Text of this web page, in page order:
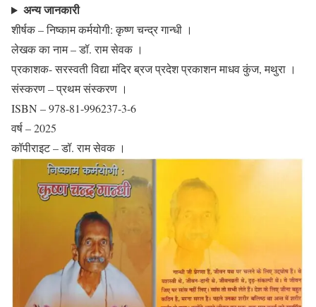
अन्य जानकारी
शीर्षक – निष्काम कर्मयोगी: कृष्ण चन्द्र गान्धी ।
लेखक का नाम – डॉ. राम सेवक ।
प्रकाशक- सरस्वती विद्या मंदिर ब्रज प्रदेश प्रकाशन माधव कुंज, मथुरा ।
संस्करण – प्रथम संस्करण ।
ISBN – 978-81-996237-3-6
वर्ष – 2025
कॉपीराइट – डॉ. राम सेवक ।